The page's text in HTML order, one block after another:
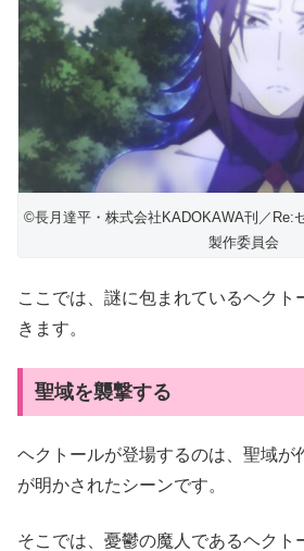
©長月達平・株式会社KADOKAWA刊／Re:
製作委員会
ここでは、謎に包まれているヘクト
きます。
聖域を襲撃する
ヘクトールが登場するのは、聖域が
が明かされたシーンです。
そこでは、憂鬱の魔人であるヘクト